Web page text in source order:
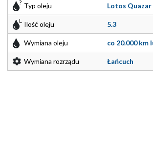
Typ oleju Lotos Quazar
Ilość oleju 5.3
Wymiana oleju co 20.000 km
Wymiana rozrządu Łańcuch